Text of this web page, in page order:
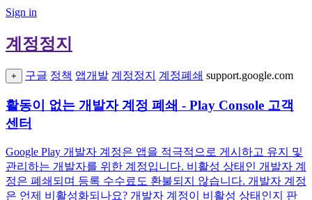
Sign in
계정정지
+ 구글 정책 앱개발 계정정지 계정폐쇄 support.google.com
활동이 없는 개발자 계정 폐쇄 - Play Console 고객
센터
Google Play 개발자 계정은 앱을 적극적으로 게시하고 유지 및
관리하는 개발자를 위한 계정입니다. 비활성 상태인 개발자 계
정은 폐쇄되며 등록 수수료도 환불되지 않습니다. 개발자 계정
은 언제 비활성화되나요? 개발자 계정이 비활성 상태인지 판